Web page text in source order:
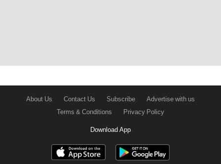
About Us Contact Us Subscribe
Advertise with us
Terms & Conditions
Privacy Policy
Download App